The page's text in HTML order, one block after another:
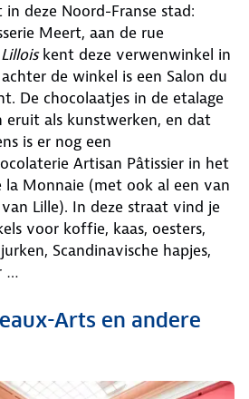
deze Noord-Franse stad:
Meert, aan de rue
Lilloiskent deze verwenwinkel in
de winkel is een Salon du
De chocolaatjes in de etalage
eruit als kunstwerken, en dat
is er nog een
Artisan Pâtissier in het
la Monnaie (met ook al een van
Lille). In deze straat vind je
voor koffie, kaas, oesters,
Scandinavische hapjes,
…
Arts en andere